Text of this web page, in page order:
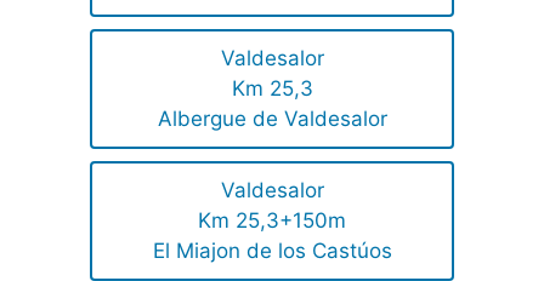
Valdesalor
Km 25,3
Albergue de Valdesalor
Valdesalor
Km 25,3+150m
El Miajon de los Castúos